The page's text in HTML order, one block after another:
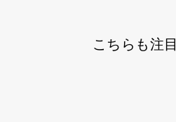
こちらも注目